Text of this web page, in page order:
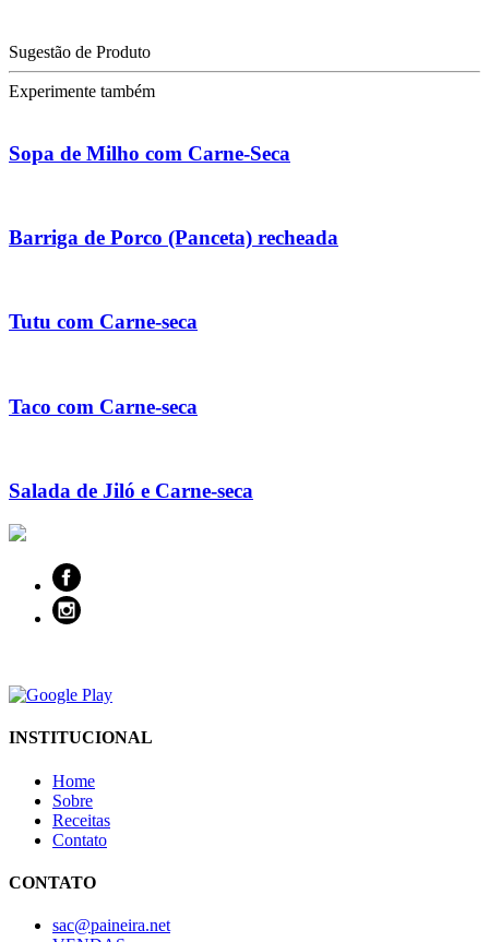
Sugestão de Produto
Experimente também
Sopa de Milho com Carne-Seca
Barriga de Porco (Panceta) recheada
Tutu com Carne-seca
Taco com Carne-seca
Salada de Jiló e Carne-seca
INSTITUCIONAL
Home
Sobre
Receitas
Contato
CONTATO
sac@paineira.net